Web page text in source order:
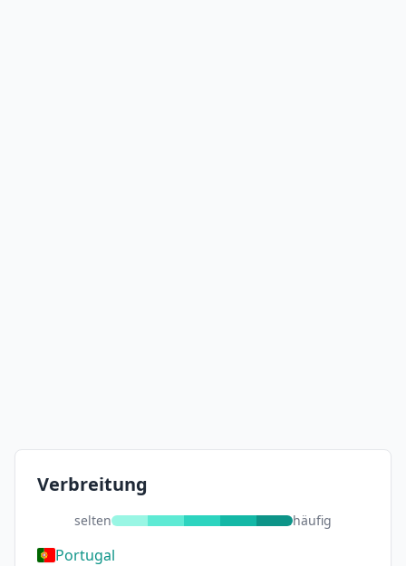
Verbreitung
selten häufig
Portugal